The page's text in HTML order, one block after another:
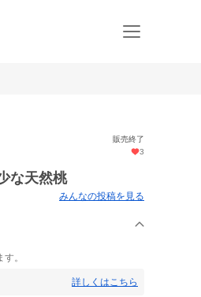
販売終了
3
な天然桃
みんなの投稿を見る
。
詳しくはこちら